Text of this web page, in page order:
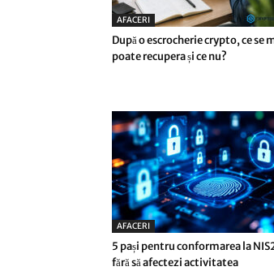
AFACERI
După o escrocherie crypto, ce se
poate recupera și ce nu?
AFACERI
5 pași pentru conformarea la
fără să afectezi activitatea